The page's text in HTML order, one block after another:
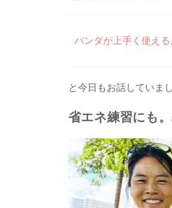
バンダが上手く使え
と今日もお話していまし
省エネ練習にも